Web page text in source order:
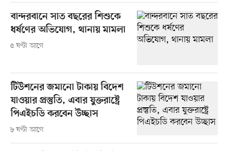
বান্দরবানে সাত বছরের শিশুকে
ধর্ষণের অভিযোগ, থানায় মামলা
৫ ঘণ্টা আগে
টিউশনের জমানো টাকায় বিদেশ
যাওয়ার প্রস্তুতি, এবার যুক্তরাষ্ট্রে
পিএইচডি করবেন উচ্ছাস
৮ ঘণ্টা আগে